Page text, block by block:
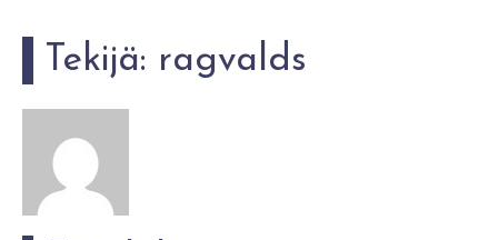
Tekijä: ragvalds